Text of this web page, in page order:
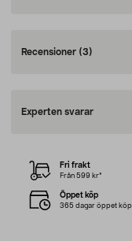
Recensioner (3)
Experten svarar
Fri frakt
Från 599 kr*
Öppet köp
365 dagar öppet köp